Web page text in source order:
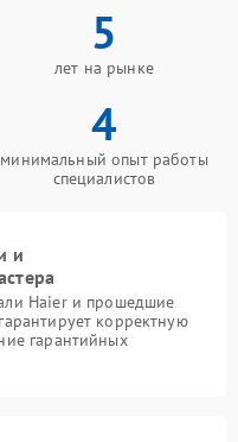
5
лет на рынке
4
минимальный опыт работы
специалистов
и
Haier и прошедшие
корректную
гарантийных